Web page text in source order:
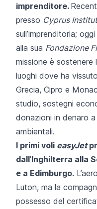
imprenditore.
presso Cyprus
sull’imprenditoria;
alla sua Fondazione
missione è
luoghi dove ha
Grecia, Cipro e
studio, sostegni
donazioni in denaro
ambientali.
I primi voli easyJet
dall’Inghilterra alla
e a Edimburgo.
Luton, ma la
possesso del